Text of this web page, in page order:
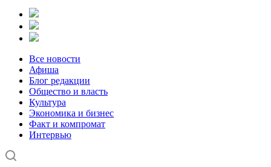
Все новости
Афиша
Блог редакции
Общество и власть
Культура
Экономика и бизнес
Факт и компромат
Интервью